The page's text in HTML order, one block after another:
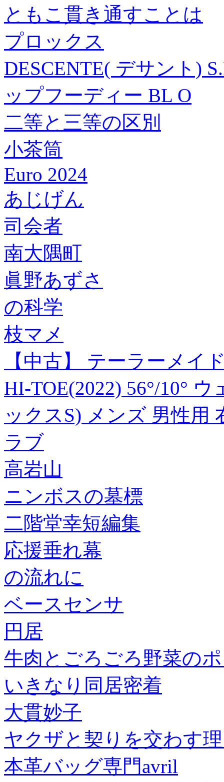
ともこ貫き通すことは
プロックス
DESCENTE( デサント)
ップフーディー BL O
二等と三等の区別
小茶筒
Euro 2024
あじげん
司会者
南大隅町
眞野あずさ
の科学
枝マメ
【中古】 テーラーメイ
HI-TOE(2022) 56°/10°
ックスS) メンズ 男性用
ラブ
高岩山
ニンボスの墓標
二階堂幸短編集
応援垂れ幕
の流れに
ベースセンサ
円居
牛肉とごろごろ野菜の
いきなり同居密着
大貫妙子
ヤクザと契りを交わす
本革バッグ専門avril